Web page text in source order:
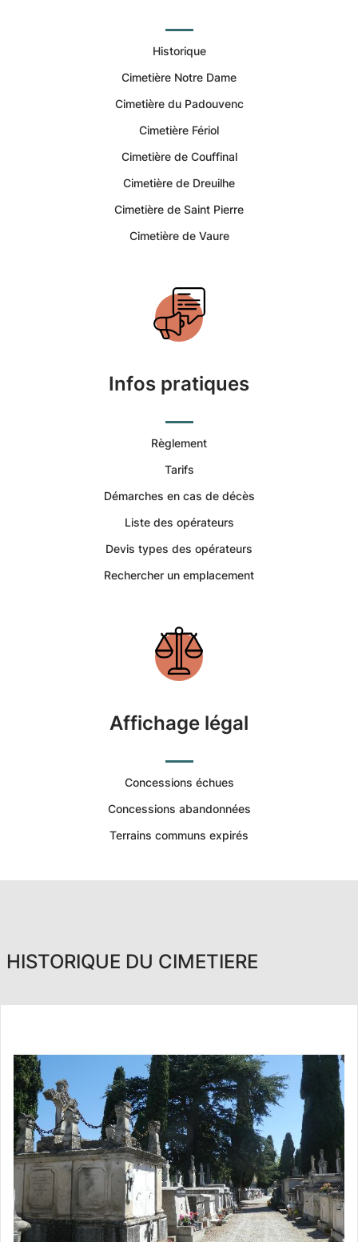
de
Revel
|
Services
Funéraires
et
Historique
Cimetière Notre Dame
Cimetière du Padouvenc
Cimetière Fériol
Cimetière de Couffinal
Cimetière de Dreuilhe
Cimetière de Saint Pierre
Cimetière de Vaure
Infos pratiques
Règlement
Tarifs
Démarches en cas de décès
Liste des opérateurs
Devis types des opérateurs
Rechercher un emplacement
Affichage légal
Concessions échues
Concessions abandonnées
Terrains communs expirés
HISTORIQUE DU CIMETIERE